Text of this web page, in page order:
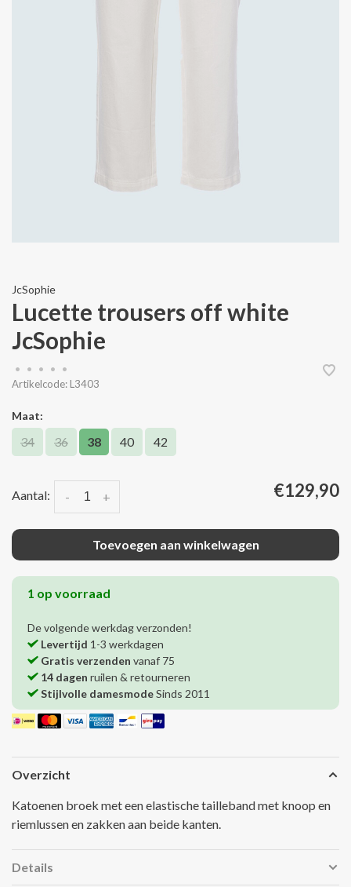
JcSophie
Lucette trousers off white
JcSophie
• • • •
•
Artikelcode: L3403
Maat:
34 36 38 40 42
Aantal: +
- €129,90
Toevoegen aan winkelwagen
1 op voorraad
De volgende werkdag verzonden!
Levertijd 1-3 werkdagen
Gratis verzenden vanaf 75
14 dagen ruilen & retourneren
Stijlvolle damesmodeSinds 2011
Overzicht
Katoenen broek met een elastische tailleband met knoop en
riemlussen en zakken aan beide kanten.
Details